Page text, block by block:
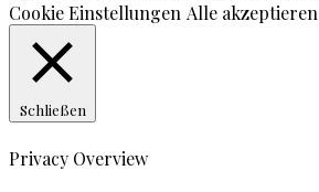
Cookie Einstellungen Alle akzeptieren
Schließen
Privacy Overview